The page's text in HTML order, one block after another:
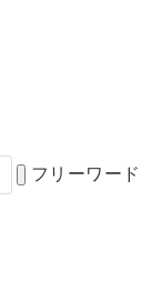
フリーワード